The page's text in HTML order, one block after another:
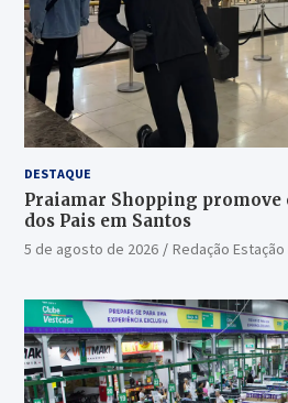
DESTAQUE
Praiamar Shopping promove
dos Pais em Santos
5 de agosto de 2026 Redação